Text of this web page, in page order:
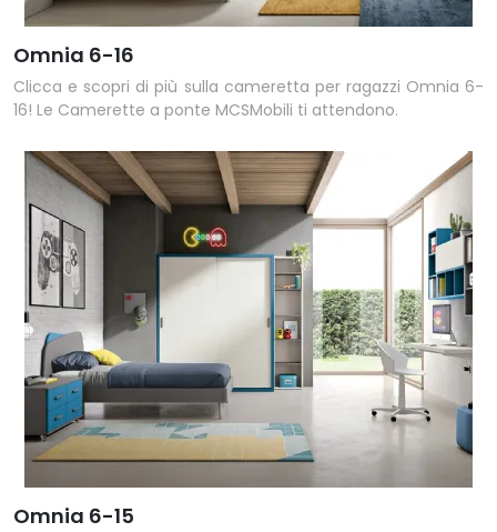
Omnia 6-16
Clicca e scopri di più sulla cameretta per ragazzi Omnia 6-
16! Le Camerette a ponte MCSMobili ti attendono.
Omnia 6-15